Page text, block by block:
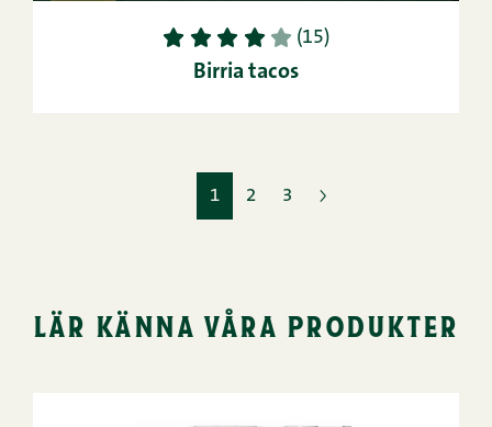
1 2 3 4 5 (15)
Birria tacos
1 2 3
lär känna våra produkter